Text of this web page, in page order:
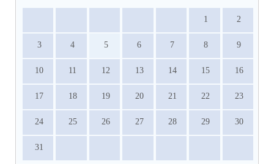
1 2
3 4 5 6 7 8 9
10 11 12 13 14 15 16
17 18 19 20 21 22 23
24 25 26 27 28 29 30
31